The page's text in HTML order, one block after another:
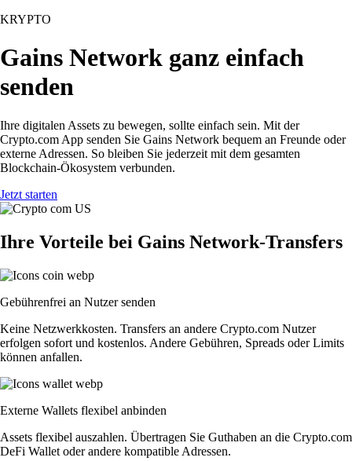
KRYPTO
Gains Network ganz einfach
senden
Ihre digitalen Assets zu bewegen, sollte einfach sein. Mit der
Crypto.com App senden Sie Gains Network bequem an Freunde oder
externe Adressen. So bleiben Sie jederzeit mit dem gesamten
Blockchain-Ökosystem verbunden.
Jetzt starten
Ihre Vorteile bei Gains Network-Transfers
Gebührenfrei an Nutzer senden
Keine Netzwerkkosten. Transfers an andere Crypto.com Nutzer
erfolgen sofort und kostenlos. Andere Gebühren, Spreads oder Limits
können anfallen.
Externe Wallets flexibel anbinden
Assets flexibel auszahlen. Übertragen Sie Guthaben an die Crypto.com
DeFi Wallet oder andere kompatible Adressen.